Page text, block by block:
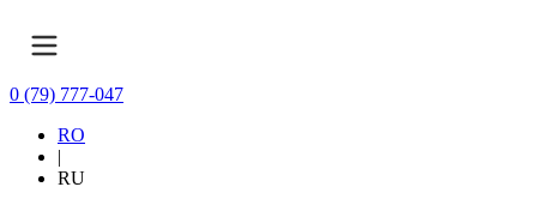
0 (79) 777-047
RO
|
RU